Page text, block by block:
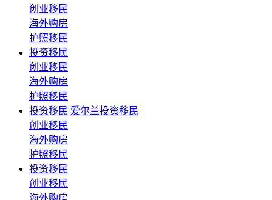
创业移民
海外购房
护照移民
投资移民
创业移民
海外购房
护照移民
投资移民 爱尔兰投资移民
创业移民
海外购房
护照移民
投资移民
创业移民
海外购房